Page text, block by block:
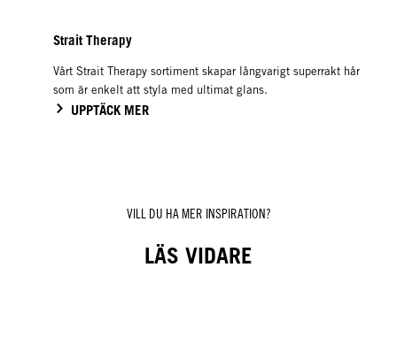
Strait Therapy
Vårt Strait Therapy sortiment skapar långvarigt superrakt hår
som är enkelt att styla med ultimat glans.
UPPTÄCK MER
VILL DU HA MER INSPIRATION?
LÄS VIDARE